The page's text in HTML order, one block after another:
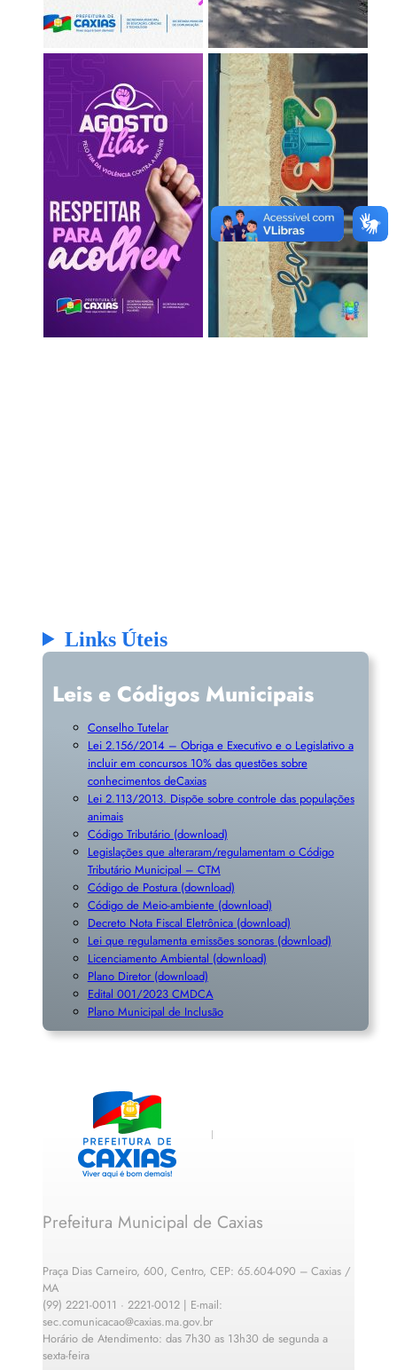
Links Úteis
Leis e Códigos Municipais
Conselho Tutelar
Lei 2.156/2014 – Obriga e Executivo e o Legislativo a
incluir em concursos 10% das questões sobre
conhecimentos deCaxias
Lei 2.113/2013. Dispõe sobre controle das populações
animais
Código Tributário (download)
Legislações que alteraram/regulamentam o Código
Tributário Municipal – CTM
Código de Postura (download)
Código de Meio-ambiente (download)
Decreto Nota Fiscal Eletrônica (download)
Lei que regulamenta emissões sonoras (download)
Licenciamento Ambiental (download)
Plano Diretor (download)
Edital 001/2023 CMDCA
Plano Municipal de Inclusão
Prefeitura Municipal de Caxias
Praça Dias Carneiro, 600, Centro, CEP: 65.604-090 – Caxias /
MA
(99) 2221-0011 · 2221-0012 | E-mail:
sec.comunicacao@caxias.ma.gov.br
Horário de Atendimento: das 7h30 as 13h30 de segunda a
sexta-feira